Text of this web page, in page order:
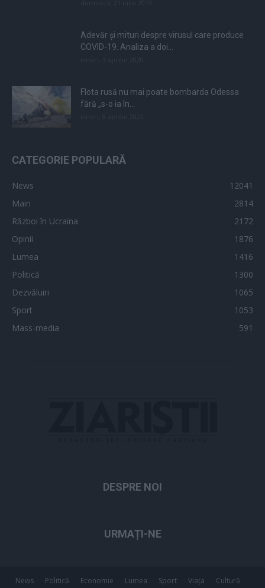
Adevăr și mituri despre virusul care produce
COVID-19. Analiza a doi...
Flota rusă nu mai poate bombarda Odessa
fără „s-o ia în...
CATEGORIE POPULARĂ
News
12041
Main
2814
Război în Ucraina
2172
Opinii
1876
Lumea
1416
Politică
1300
Dezvăluiri
1065
Sport
1053
Mass-media
591
DESPRE NOI
URMAȚI-NE
News Politică Economie Lumea Sport Viața Cultură